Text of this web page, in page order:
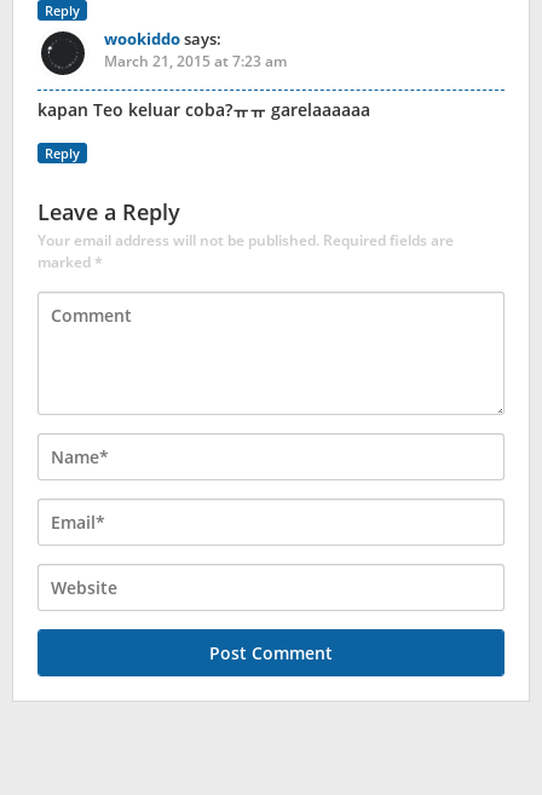
Reply
wookiddosays:
March 21, 2015 at 7:23 am
kapan Teo keluar coba?ㅠㅠ garelaaaaaa
Reply
Leave a Reply
Your email address will not be published. Required fields are
marked*